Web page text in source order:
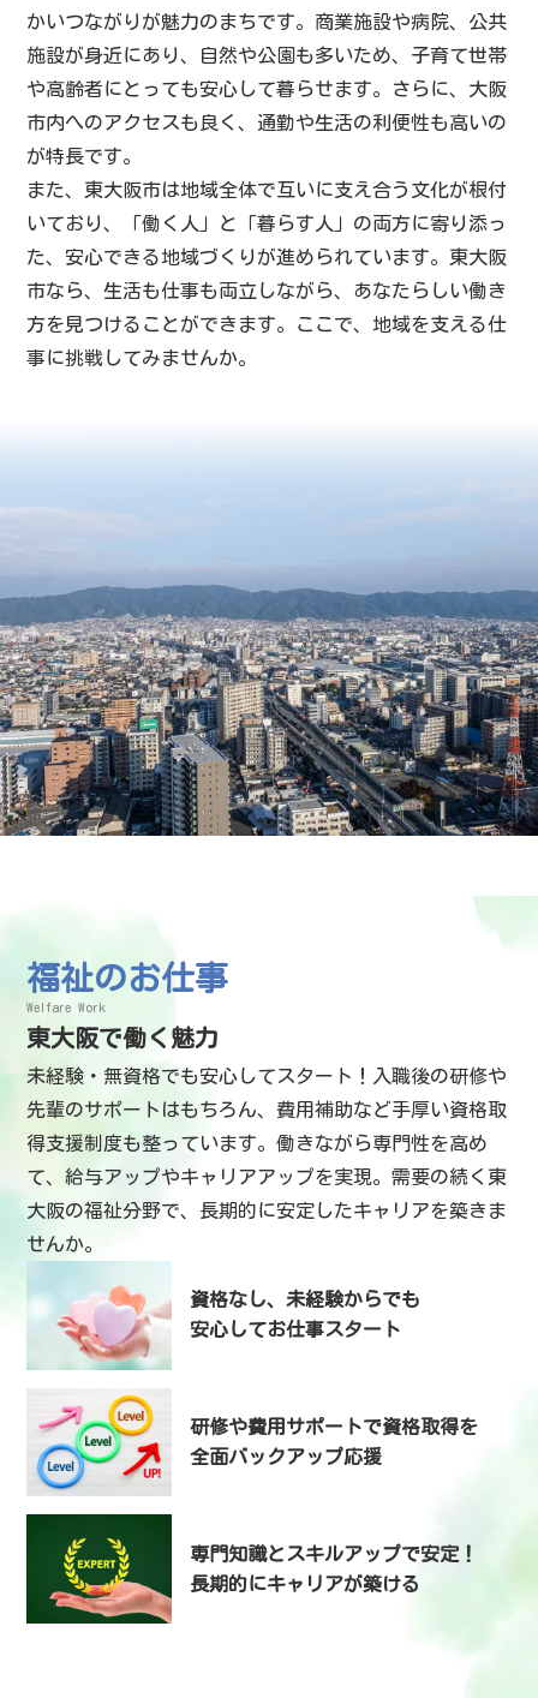
かいつながりが魅力のまちです。商業施設や病院、公共
施設が身近にあり、自然や公園も多いため、子育て世帯
や高齢者にとっても安心して暮らせます。さらに、大阪
市内へのアクセスも良く、通勤や生活の利便性も高いの
が特長です。
また、東大阪市は地域全体で互いに支え合う文化が根付
いており、「働く人」と「暮らす人」の両方に寄り添っ
た、安心できる地域づくりが進められています。東大阪
市なら、生活も仕事も両立しながら、あなたらしい働き
方を見つけることができます。ここで、地域を支える仕
事に挑戦してみませんか。
福祉のお仕事
Welfare Work
東大阪で働く魅力
未経験・無資格でも安心してスタート！入職後の研修や
先輩のサポートはもちろん、費用補助など手厚い資格取
得支援制度も整っています。働きながら専門性を高め
て、給与アップやキャリアアップを実現。需要の続く東
大阪の福祉分野で、長期的に安定したキャリアを築きま
せんか。
資格なし、未経験からでも
安心してお仕事スタート
研修や費用サポートで資格取得を
全面バックアップ応援
専門知識とスキルアップで安定！
長期的にキャリアが築ける